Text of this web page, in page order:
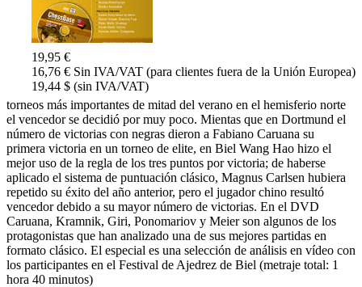
19,95 €
16,76 € Sin IVA/VAT (para clientes fuera de la Unión Europea)
19,44 $ (sin IVA/VAT)
torneos más importantes de mitad del verano en el hemisferio norte
el vencedor se decidió por muy poco. Mientas que en Dortmund el
número de victorias con negras dieron a Fabiano Caruana su
primera victoria en un torneo de elite, en Biel Wang Hao hizo el
mejor uso de la regla de los tres puntos por victoria; de haberse
aplicado el sistema de puntuación clásico, Magnus Carlsen hubiera
repetido su éxito del año anterior, pero el jugador chino resultó
vencedor debido a su mayor número de victorias. En el DVD
Caruana, Kramnik, Giri, Ponomariov y Meier son algunos de los
protagonistas que han analizado una de sus mejores partidas en
formato clásico. El especial es una selección de análisis en vídeo con
los participantes en el Festival de Ajedrez de Biel (metraje total: 1
hora 40 minutos)